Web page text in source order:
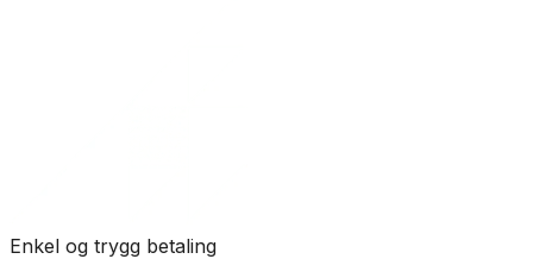
Enkel og trygg betaling